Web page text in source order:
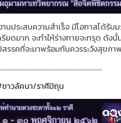
นประสบความสำเร็จ มีโอกาสได้รับ
ดมาก จะทำให้ร่างกายจะทรุด ดังนั้
รรคที่จะมาพร้อมกันควรระวังสุขภ
าวลัคนา/ราศีมิถุน